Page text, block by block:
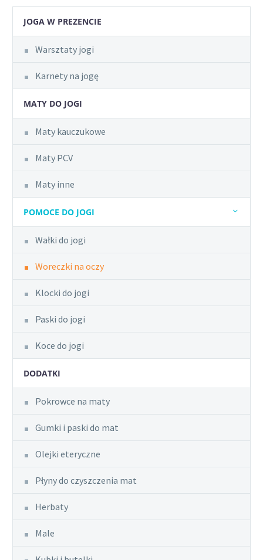
JOGA W PREZENCIE
Warsztaty jogi
Karnety na jogę
MATY DO JOGI
Maty kauczukowe
Maty PCV
Maty inne
POMOCE DO JOGI
Wałki do jogi
Woreczki na oczy
Klocki do jogi
Paski do jogi
Koce do jogi
DODATKI
Pokrowce na maty
Gumki i paski do mat
Olejki eteryczne
Płyny do czyszczenia mat
Herbaty
Male